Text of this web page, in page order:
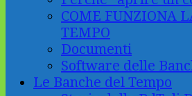
COME FUNZIONA
TEMPO
Documenti
Software delle
Le Banche del Tempo